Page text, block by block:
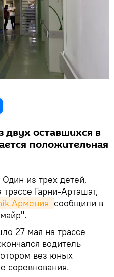
двух оставшихся в
положительная
Один из трех детей,
Гарни-Арташат,
Армения сообщили в
27 мая на трассе
водитель
вез юных
соревнования.